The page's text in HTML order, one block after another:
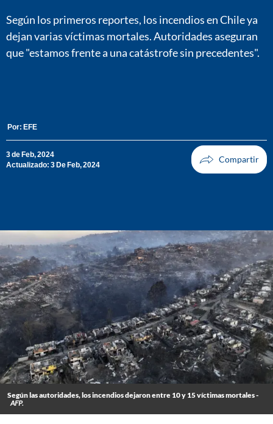
Según los primeros reportes, los incendios en Chile ya
dejan varias víctimas mortales. Autoridades aseguran
que "estamos frente a una catástrofe sin precedentes".
Por: EFE
3 de Feb, 2024
Actualizado: 3 De Feb, 2024
Según las autoridades, los incendios dejaron entre 10 y 15 víctimas mortales -
AFP.